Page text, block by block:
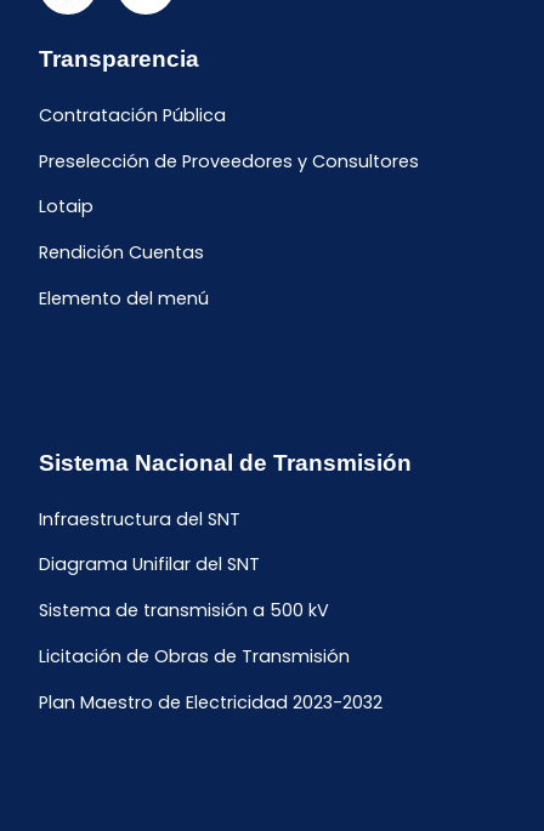
Transparencia
Contratación Pública
Preselección de Proveedores y Consultores
Lotaip
Rendición Cuentas
Elemento del menú
Sistema Nacional de Transmisión
Infraestructura del SNT
Diagrama Unifilar del SNT
Sistema de transmisión a 500 kV
Licitación de Obras de Transmisión
Plan Maestro de Electricidad 2023-2032